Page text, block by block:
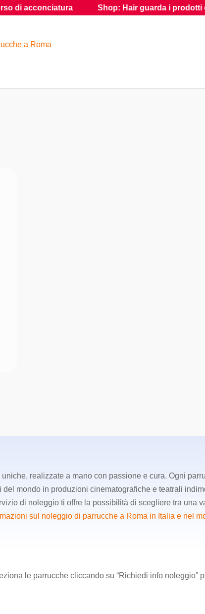
realizzate a mano con passione e cura. Ogni
mondo in produzioni cinematografiche e teatrali
di noleggio ti offre la possibilità di scegliere tra una
sul noleggio di parrucche a Roma in Italia e nel
le parrucche cliccando su “Richiedi info noleggio”
Shop: Hair guarda i prodotti e gli